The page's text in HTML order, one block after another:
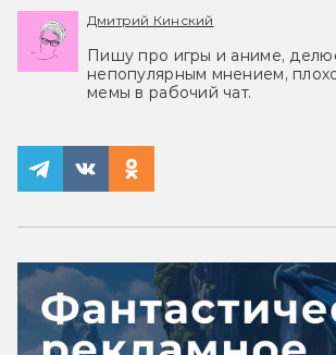
Дмитрий Кинский
Пишу про игры и аниме,
непопулярным мнением,
мемы в рабочий чат.